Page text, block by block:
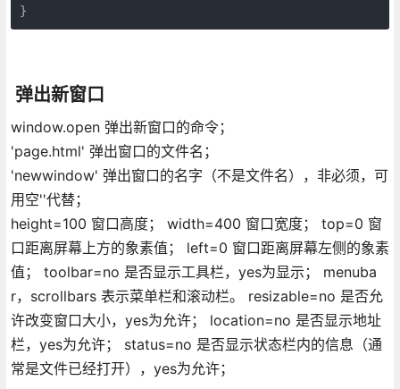
}
弹出新窗口
window.open 弹出新窗口的命令；
'page.html' 弹出窗口的文件名；
'newwindow' 弹出窗口的名字（不是文件名），非必须，可
用空''代替；
height=100 窗口高度； width=400 窗口宽度； top=0 窗
口距离屏幕上方的象素值； left=0 窗口距离屏幕左侧的象素
值； toolbar=no 是否显示工具栏，yes为显示； menuba
r，scrollbars 表示菜单栏和滚动栏。 resizable=no 是否允
许改变窗口大小，yes为允许； location=no 是否显示地址
栏，yes为允许； status=no 是否显示状态栏内的信息（通
常是文件已经打开），yes为允许；